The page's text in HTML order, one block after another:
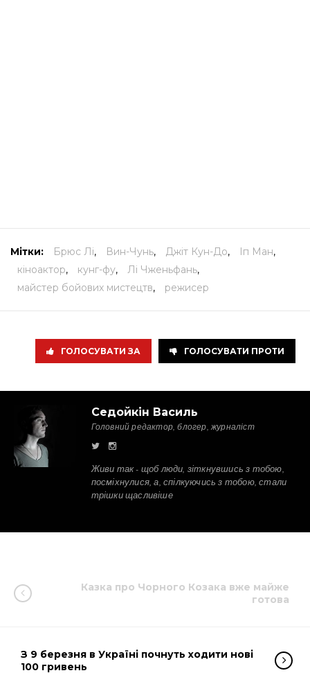
Мітки: Брюс Лі, Вин-Чунь, Джіт Кун-До, Іп Ман,
кіноактор, кунг-фу, Лі Чженьфань,
майстер бойових мистецтв, режисер
ГОЛОСУВАТИ ЗА ГОЛОСУВАТИ ПРОТИ
Седойкін Василь
Головний редактор, блогер, журналіст
Живи так - щоб люди, зіткнувшись з тобою,
посміхнулися, а, спілкуючись з тобою, стали
трішки щасливіше
Казка про Чорного Козака вже майже
готова
З 9 березня в Україні почнуть ходити нові
100 гривень